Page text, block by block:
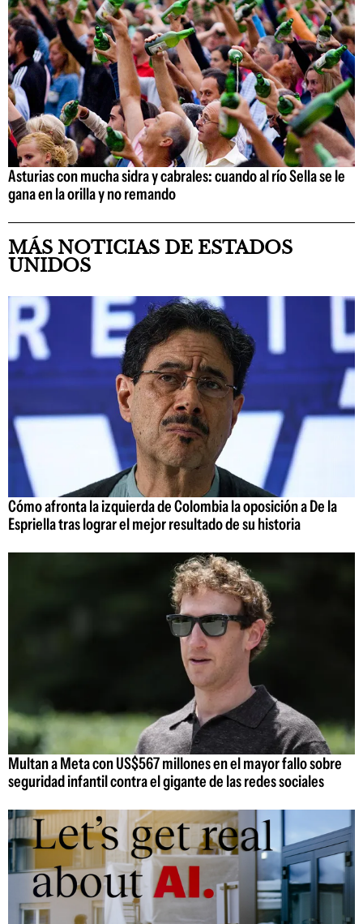
Asturias con mucha sidra y cabrales: cuando al río Sella se le
gana en la orilla y no remando
MÁS NOTICIAS DE ESTADOS
UNIDOS
Cómo afronta la izquierda de Colombia la oposición a De la
Espriella tras lograr el mejor resultado de su historia
Multan a Meta con US$567 millones en el mayor fallo sobre
seguridad infantil contra el gigante de las redes sociales